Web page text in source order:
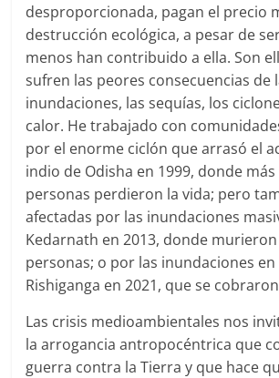
desproporcionada, pagan el precio
destrucción ecológica, a pesar de
menos han contribuido a ella. Son
sufren las peores consecuencias de
inundaciones, las sequías, los
calor. He trabajado con
por el enorme ciclón que arrasó el
indio de Odisha en 1999, donde más
personas perdieron la vida; pero
afectadas por las inundaciones
Kedarnath en 2013, donde
personas; o por las inundaciones
Rishiganga en 2021, que se
Las crisis medioambientales nos
la arrogancia antropocéntrica que
guerra contra la Tierra y que hace